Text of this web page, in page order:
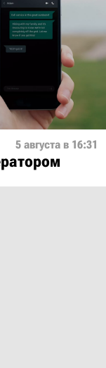
5 августа в 16:31